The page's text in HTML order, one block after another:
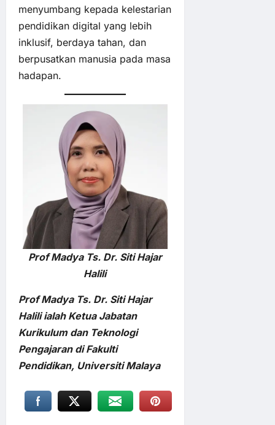
menyumbang kepada kelestarian
pendidikan digital yang lebih
inklusif, berdaya tahan, dan
berpusatkan manusia pada masa
hadapan.
Prof Madya Ts. Dr. Siti Hajar
Halili
Prof Madya Ts. Dr. Siti Hajar
Halili ialah Ketua Jabatan
Kurikulum dan Teknologi
Pengajaran di Fakulti
Pendidikan, Universiti Malaya